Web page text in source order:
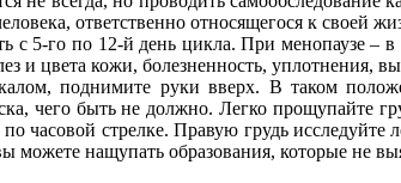
ответственно относящегося к своей
с 5-го по 12-й день цикла. При менопаузе –
цвета кожи, болезненность, уплотнения,
поднимите руки вверх. В таком
чего быть не должно. Легко прощупайте
часовой стрелке. Правую грудь исследуйте
можете нащупать образования, которые не